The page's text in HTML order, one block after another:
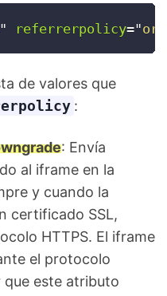
" referrerpolicy="
de valores que
:
: Envía
al iframe en la
y cuando la
certificado SSL,
HTTPS. El iframe
el protocolo
que este atributo